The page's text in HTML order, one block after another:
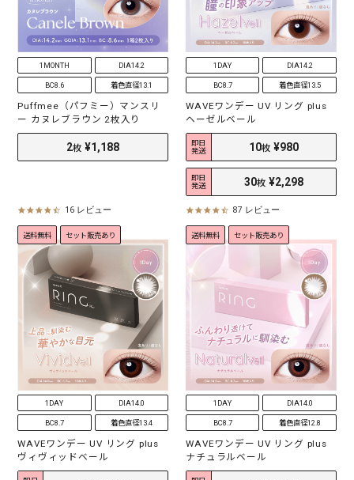
n
g
i
n
g
1MONTH DIA14.2
BC8.6 着色直径13.1
Puffmee（パフミー）マンスリ
ー カヌレブラウン 2枚入り
2枚¥1,188
.
s
t
a
r
r
t
i
n
g
16 レビュー
1DAY DIA14.2
BC8.7 着色直径13.5
WAVEワンデー UV リング plus
ヘーゼルベール
即日
発送
10 枚¥980
即日
発送
枚 ¥2,298
4
.
r
a
t
i
n
g
87 レビュー
送料無料 セット販売あり
1DAY DIA14.0
BC8.7 着色直径13.4
WAVEワンデー UV リング plus
ヴィヴィッドベール
送料無料 セット販売あり
1DAY DIA14.0
BC8.7 着色直径12.8
WAVEワンデー UV リング plus
ナチュラルベール